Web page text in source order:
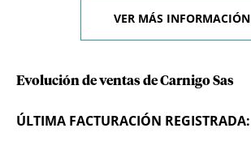
VER MÁS INFORMACIÓN
Evolución de ventas de Carnigo Sas
ÚLTIMA FACTURACIÓN REGISTRADA: